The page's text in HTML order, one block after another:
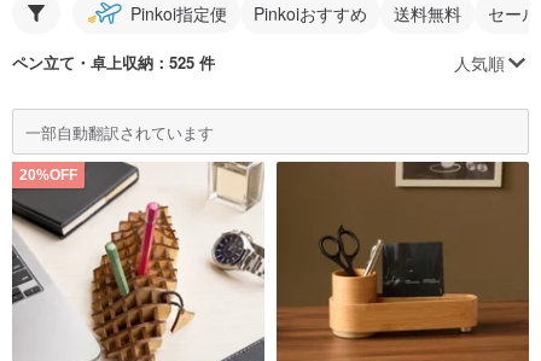
Pinkoi指定便
Pinkoiおすすめ 送料無料 セー
ペン立て・卓上収納 ：525 件 人気順
一部自動翻訳されています
20%OFF